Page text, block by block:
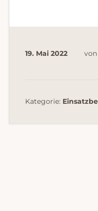
19. Mai 2022 von
Kategorie: